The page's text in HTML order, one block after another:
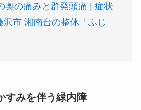
奥の痛みと群発頭痛 | 症状
沢市 湘南台の整体「ふじ
すみを伴う緑内障